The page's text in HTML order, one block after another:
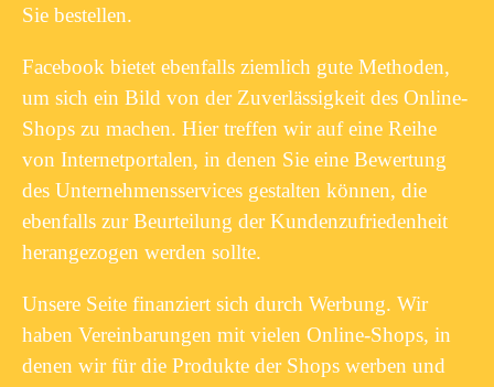
Sie bestellen.
Facebook bietet ebenfalls ziemlich gute Methoden,
um sich ein Bild von der Zuverlässigkeit des Online-
Shops zu machen. Hier treffen wir auf eine Reihe
von Internetportalen, in denen Sie eine Bewertung
des Unternehmensservices gestalten können, die
ebenfalls zur Beurteilung der Kundenzufriedenheit
herangezogen werden sollte.
Unsere Seite finanziert sich durch Werbung. Wir
haben Vereinbarungen mit vielen Online-Shops, in
denen wir für die Produkte der Shops werben und